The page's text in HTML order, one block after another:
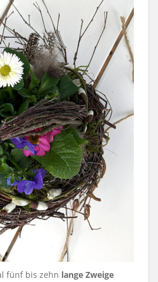
fünf bis zehn lange Zweige